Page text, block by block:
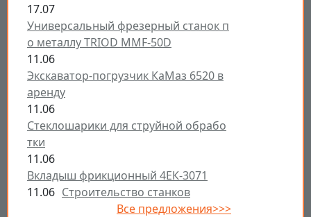
17.07
Универсальный фрезерный станок п
о металлу TRIOD MMF-50D
11.06
Экскаватор-погрузчик КаМаз 6520 в
аренду
11.06
Стеклошарики для струйной обрабо
тки
11.06
Вкладыш фрикционный 4ЕК-3071
11.06 Строительство станков
Все предложения>>>